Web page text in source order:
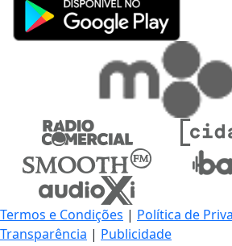
Termos e Condições | Política de
Transparência | Publicidade